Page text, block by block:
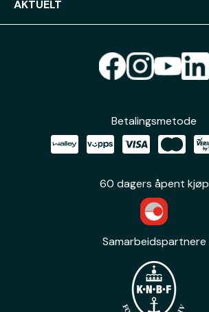
AKTUELT
Betalingsmetode
60 dagers åpent kjøp
Samarbeidspartnere